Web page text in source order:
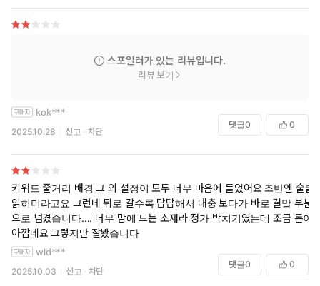
없는 관계이지만 엔딩을 위해서 여주를 마음먹게 한거같은 아쉬움이 있
음. 둘째로 단권이라서 그런걸수도 있지만 감정선이 조금 짤막짤막함. 없
다만 조금 엔딩으로 갈 수록 힘이 떨어진다는거 염두해두시길
스포일러가 있는 리뷰입니다.
리뷰 보기
kok***
2025.10.28 신고 차단
댓글0 0
키워드 줄거리 배경 그 외 설정이 모두 너무 마음에 들었어요 초반엔 술술
읽히더라고요 그런데 뒤로 갈수록 답답해서 대충 보다가 바로 결말 부분
으로 넘겼습니다.... 너무 맘에 드는 소재라 정가 박치기였는데 조금 돈이
아깝네요 그렇지만 잘봤습니다
wld***
2025.10.03 신고 차단
댓글0 0